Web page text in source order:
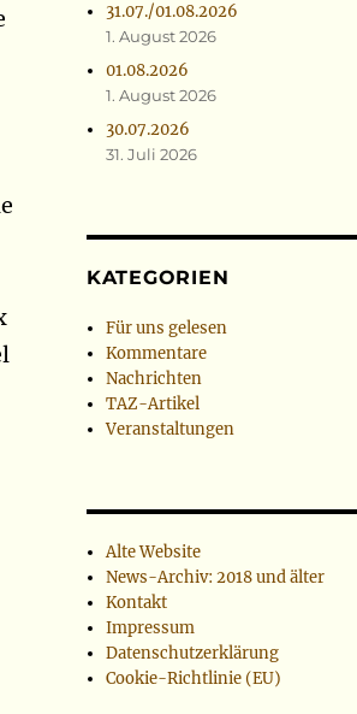
31.07./01.08.2026
1. August 2026
01.08.2026
1. August 2026
30.07.2026
31. Juli 2026
KATEGORIEN
Für uns gelesen
Kommentare
Nachrichten
TAZ-Artikel
Veranstaltungen
Alte Website
News-Archiv: 2018 und älter
Kontakt
Impressum
Datenschutzerklärung
Cookie-Richtlinie (EU)